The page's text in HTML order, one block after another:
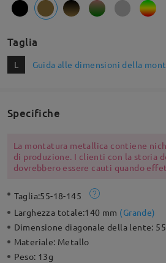
Taglia
L Guida alle dimensioni della
Specifiche
La montatura metallica contiene
di produzione. I clienti con la storia
dovrebbero essere cauti quando
Taglia:55-18-145
Larghezza totale:140 mm (Grande)
Dimensione diagonale della lente:
Materiale: Metallo
Peso: 13g